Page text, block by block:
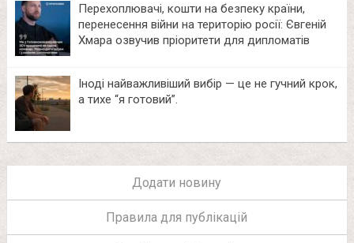
Перехоплювачі, кошти на безпеку країни,
перенесення війни на територію росії: Євгеній
Хмара озвучив пріоритети для дипломатів
Іноді найважливіший вибір — це не гучний крок,
а тихе “я готовий”.
Додати новину
Правила для публікацій